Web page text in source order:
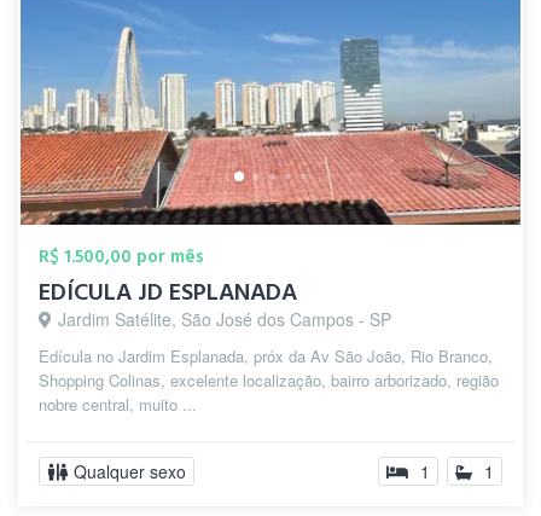
R$ 1.500,00 por mês
EDÍCULA JD ESPLANADA
Jardim Satélite, São José dos Campos - SP
Edícula no Jardim Esplanada, próx da Av São João, Rio Branco,
Shopping Colinas, excelente localização, bairro arborizado, região
nobre central, muito ...
Qualquer sexo 1 1